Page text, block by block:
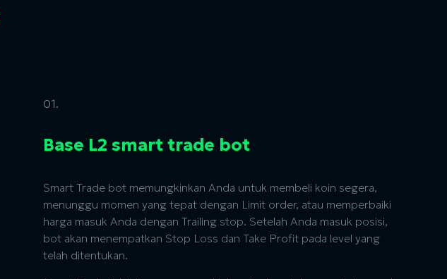
01.
Base L2 smart trade bot
Smart Trade bot memungkinkan Anda untuk membeli koin segera,
menunggu momen yang tepat dengan Limit order, atau memperbaiki
harga masuk Anda dengan Trailing stop. Setelah Anda masuk posisi,
bot akan menempatkan Stop Loss dan Take Profit pada level yang
telah ditentukan.